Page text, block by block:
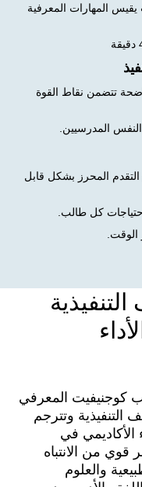
يقيس المهارات المعرفية
تتضمن نقاط القوة
المدرسيين.
التقدم المحرز بشكل قابل
كل طالب.
الوقت.
كوجنيفيت المعرفي
التنفيذية وتترجم
الأكاديمي في
من الانتباه
والعلوم